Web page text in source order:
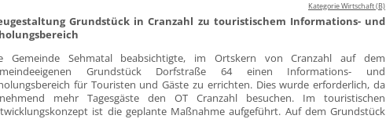
Kategorie Wirtschaft (B)
Grundstück in Cranzahl zu touristischem Informations- und
Gemeinde Sehmatal beabsichtigte, im Ortskern von Cranzahl auf dem
Grundstück Dorfstraße 64 einen Informations- und
für Touristen und Gäste zu errichten. Dies wurde erforderlich, da
mehr Tagesgäste den OT Cranzahl besuchen. Im touristischen
ist die geplante Maßnahme aufgeführt. Auf dem Grundstück